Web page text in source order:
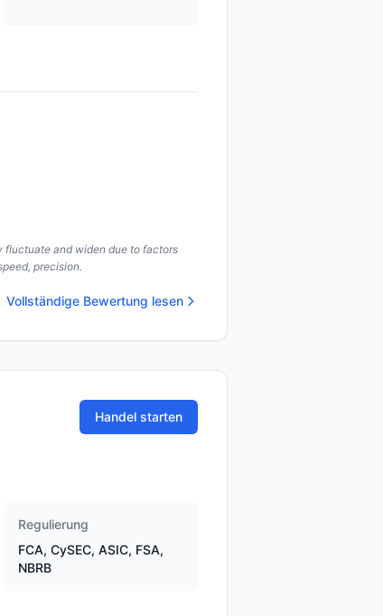
fluctuate and widen due to factors
precision.
Vollständige Bewertung lesen
Handel starten
Regulierung
FCA, CySEC, ASIC, FSA,
NBRB